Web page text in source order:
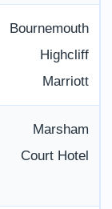
Bournemouth
Highcliff
Marriott
Marsham
Court Hotel